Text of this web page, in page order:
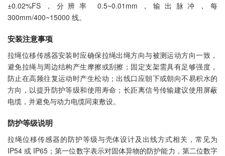
±0.02%FS，分辨率 0.5~0.01mm，输出脉冲，每
300mm/400~15000 线。
安装注意事项
拉绳位移传感器安装时应确保拉绳出绳方向与被测运动方向一致，
避免拉绳与周边结构产生摩擦或刮擦；固定支架需具有足够强度，
防止在高频往复运动时产生松动；出线口应朝下或朝向不易积水的
方向，以提升防护等级和使用寿命；长距离信号传输建议使用屏蔽
电缆，并避免与动力电缆同束敷设。
防护等级说明
拉绳位移传感器的防护等级与壳体设计及出线方式相关，常见为
IP54 或 IP65；第一位数字表示对固体异物的防护能力，第二位数字